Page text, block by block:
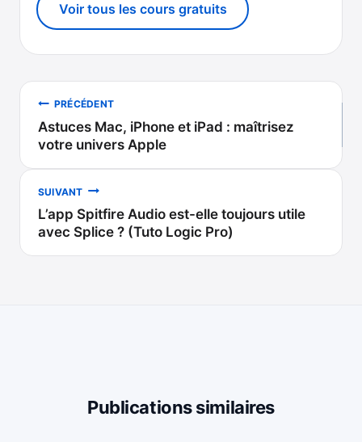
Voir tous les cours gratuits
Navigation
de
l’article
PRÉCÉDENT
Astuces Mac, iPhone et iPad : maîtrisez
votre univers Apple
SUIVANT
L’app Spitfire Audio est-elle toujours utile
avec Splice ? (Tuto Logic Pro)
Publications similaires